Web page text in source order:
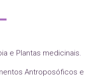
e Plantas medicinais.
Antroposóficos e